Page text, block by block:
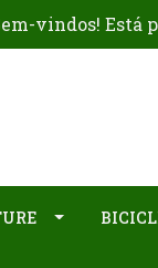
vindos! Está